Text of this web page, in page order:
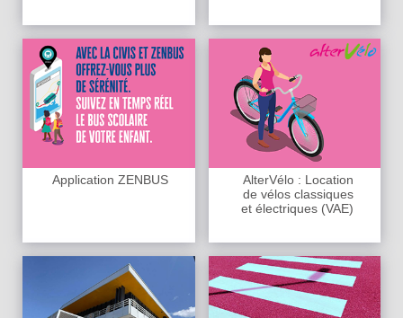
Application ZENBUS
AlterVélo : Location
de vélos classiques
et électriques (VAE)